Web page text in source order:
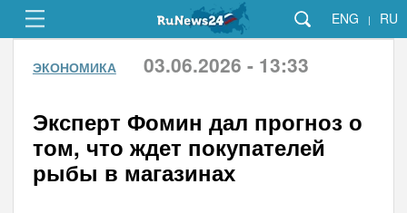
ENG | RU
ЭКОНОМИКА 03.06.2026 - 13:33
Эксперт Фомин дал прогноз о
том, что ждет покупателей
рыбы в магазинах